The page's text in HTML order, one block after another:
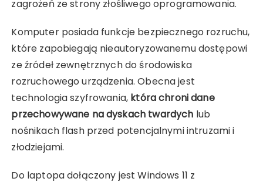
zagrożeń ze strony złośliwego oprogramowania.
Komputer posiada funkcje bezpiecznego rozruchu,
które zapobiegają nieautoryzowanemu dostępowi
ze źródeł zewnętrznych do środowiska
rozruchowego urządzenia. Obecna jest
technologia szyfrowania, która chroni dane
przechowywane na dyskach twardych lub
nośnikach flash przed potencjalnymi intruzami i
złodziejami.
Do laptopa dołączony jest Windows 11 z